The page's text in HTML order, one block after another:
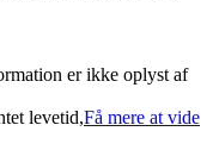
er ikke oplyst af
levetid,Få mere at vide